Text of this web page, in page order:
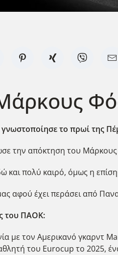
το πρωί της
την απόκτηση του
και πολύ καιρό, όμως η
αφού έχει περάσει από
του ΠΑΟΚ:
με τον Αμερικανό γκαρντ
του Eurocup το 2025,